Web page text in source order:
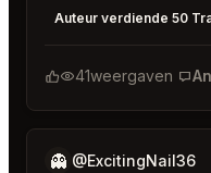
★★ ★5
Auteur verdiende 50
41weergaven
👻 @ExcitingNail36